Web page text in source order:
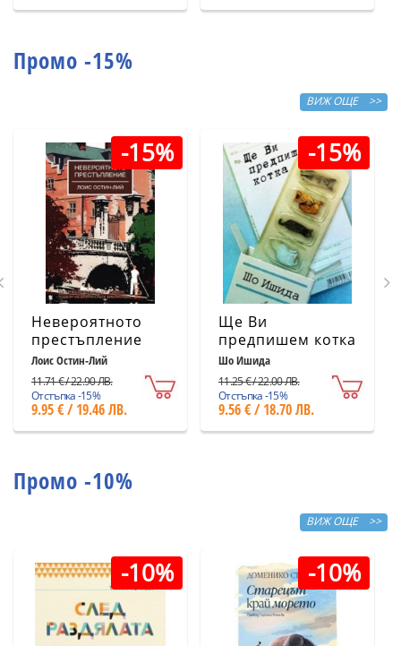
Промо -15%
ВИЖ ОЩЕ >>
-15%
Невероятното
престъпление
Лоис Остин-Лий
11.71 € / 22.90 ЛВ.
Отстъпка -15%
9.95 € / 19.46 ЛВ.
-15%
Ще Ви
предпишем котка
Шо Ишида
11.25 € / 22.00 ЛВ.
Отстъпка -15%
9.56 € / 18.70 ЛВ.
Промо -10%
ВИЖ ОЩЕ >>
-10% -10%